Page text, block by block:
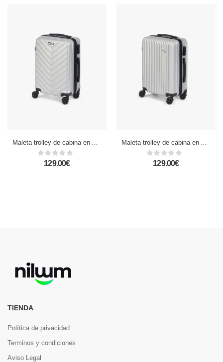
Maleta trolley de cabina en ABS, ligera y resistente. Diseño escamas.
129.00€
Maleta trolley de cabina en ABS, ligera y resistente. Diseño listón.
129.00€
TIENDA
Política de privacidad
Terminos y condiciones
Aviso Legal